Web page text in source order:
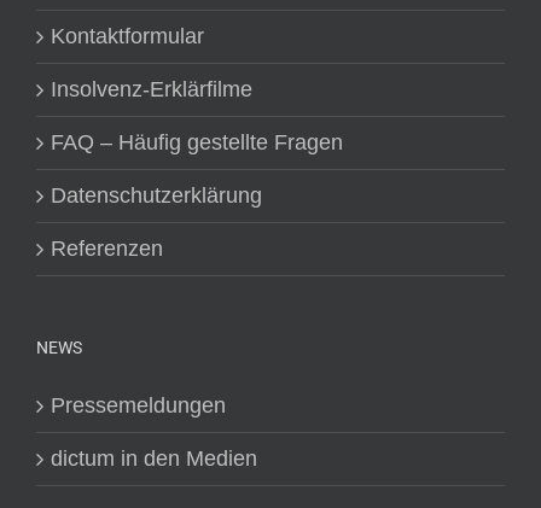
Kontaktformular
Insolvenz-Erklärfilme
FAQ – Häufig gestellte Fragen
Datenschutzerklärung
Referenzen
NEWS
Pressemeldungen
dictum in den Medien